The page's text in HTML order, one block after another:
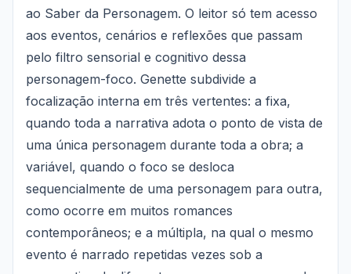
ao Saber da Personagem. O leitor só tem acesso
aos eventos, cenários e reflexões que passam
pelo filtro sensorial e cognitivo dessa
personagem-foco. Genette subdivide a
focalização interna em três vertentes: a fixa,
quando toda a narrativa adota o ponto de vista de
uma única personagem durante toda a obra; a
variável, quando o foco se desloca
sequencialmente de uma personagem para outra,
como ocorre em muitos romances
contemporâneos; e a múltipla, na qual o mesmo
evento é narrado repetidas vezes sob a